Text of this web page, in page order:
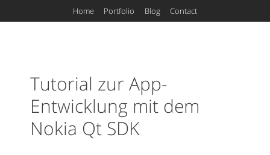
Home Portfolio Blog Contact
Tutorial zur App-
Entwicklung mit dem
Nokia Qt SDK